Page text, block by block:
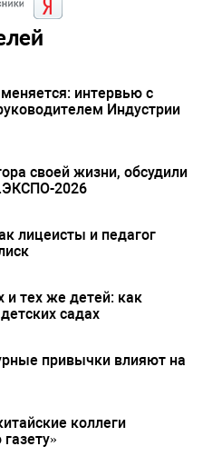
интервью с
Индустрии
своей жизни, обсудили
2026
лицеисты и педагог
и тех же детей: как
садах
привычки влияют на
коллеги